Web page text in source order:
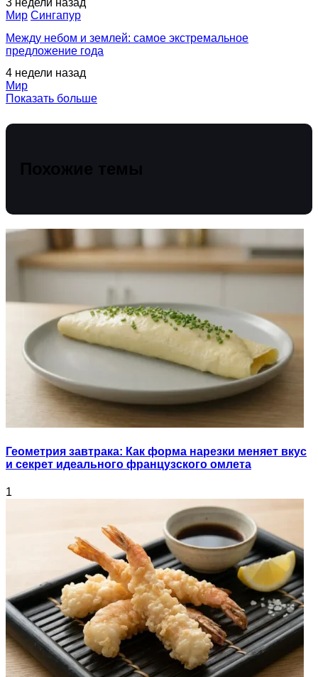
3 недели назад
Мир Сингапур
Между небом и землей: самое экстремальное
предложение года
4 недели назад
Мир
Показать больше
Похожие темы
Геометрия завтрака: Как форма нарезки меняет вкус
и секрет идеального французского омлета
1